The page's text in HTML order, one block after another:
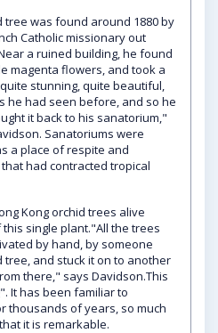
tree was found around 1880 by
Catholic missionary out
a ruined building, he found
magenta flowers, and took a
stunning, quite beautiful,
he had seen before, and so he
it back to his sanatorium,"
Sanatoriums were
a place of respite and
had contracted tropical
Kong orchid trees alive
single plant."All the trees
by hand, by someone
and stuck it on to another
there," says Davidson.This
It has been familiar to
thousands of years, so much
it is remarkable.